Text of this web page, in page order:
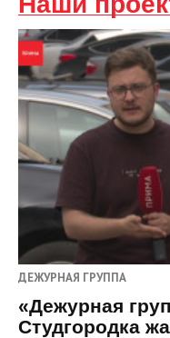
ДЕЖУРНАЯ ГРУППА
«Дежурная
Студгородка